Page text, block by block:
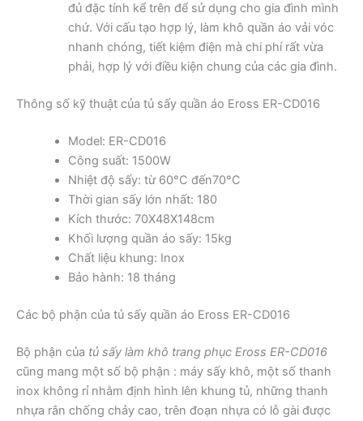
đủ đặc tính kể trên để sử dụng cho gia đình mình
chứ. Với cấu tạo hợp lý, làm khô quần áo vải vóc
nhanh chóng, tiết kiệm điện mà chi phí rất vừa
phải, hợp lý với điều kiện chung của các gia đình.
Thông số kỹ thuật của tủ sấy quần áo Eross ER-CD016
Model: ER-CD016
Công suất: 1500W
Nhiệt độ sấy: từ 60°C đến70°C
Thời gian sấy lớn nhất: 180
Kích thước: 70X48X148cm
Khối lượng quần áo sấy: 15kg
Chất liệu khung: Inox
Bảo hành: 18 tháng
Các bộ phận của tủ sấy quần áo Eross ER-CD016
Bộ phận của tủ sấy làm khô trang phục Eross ER-CD016
cũng mang một số bộ phận : máy sấy khô, một số thanh
inox không rỉ nhằm định hình lên khung tủ, những thanh
nhựa rắn chống chảy cao, trên đoạn nhựa có lỗ gài được